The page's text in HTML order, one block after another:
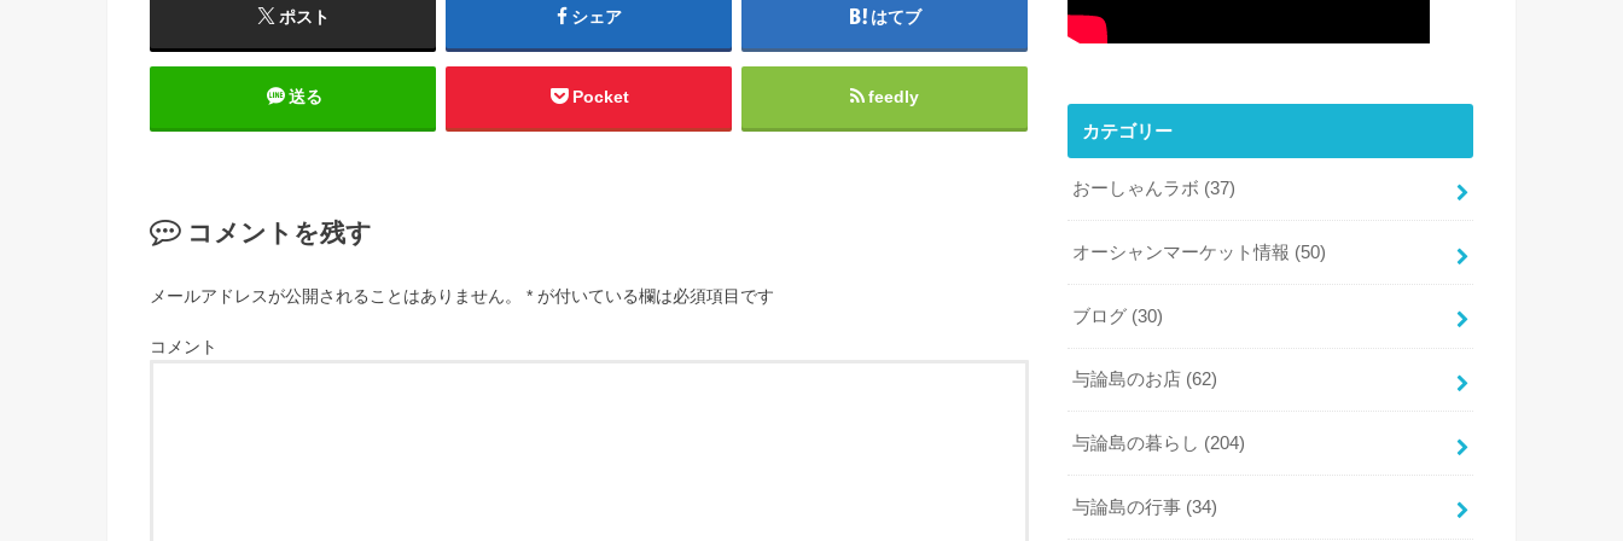
ポスト シェア はてブ
送る Pocket feedly
コメントを残す
メールアドレスが公開されることはありません。 * が付いている欄は必須項目です
コメント
カテゴリー
おーしゃんラボ (37)
オーシャンマーケット情報 (50)
ブログ (30)
与論島のお店 (62)
与論島の暮らし (204)
与論島の行事 (34)